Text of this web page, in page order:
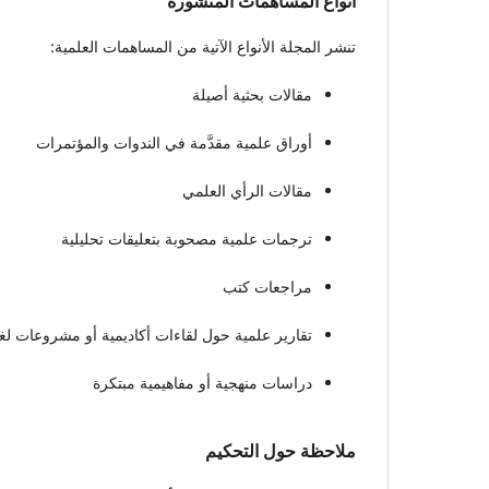
تنشر المجلة الأنواع الآتية من المساهمات العلمية:
مقالات بحثية أصيلة
أوراق علمية مقدَّمة في الندوات والمؤتمرات
مقالات الرأي العلمي
ترجمات علمية مصحوبة بتعليقات تحليلية
مراجعات كتب
تقارير علمية حول لقاءات أكاديمية أو مشروعات
دراسات منهجية أو مفاهيمية مبتكرة
ملاحظة حول التحكيم